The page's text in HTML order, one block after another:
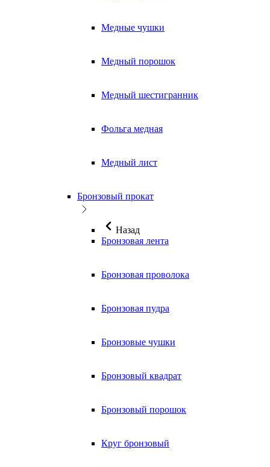
Медные чушки
Медный порошок
Медный шестигранник
Фольга медная
Медный лист
Бронзовый прокат
Назад
Бронзовая лента
Бронзовая проволока
Бронзовая пудра
Бронзовые чушки
Бронзовый квадрат
Бронзовый порошок
Круг бронзовый